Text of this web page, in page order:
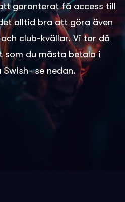
garanterat få access till
alltid bra att göra även
club-kvällar. Vi tar då
som du måsta betala i
se nedan.